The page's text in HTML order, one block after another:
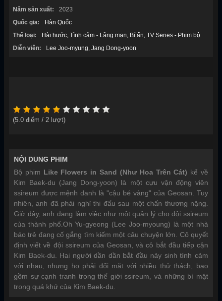
Năm sản xuất:
2023
Quốc gia:
Hàn Quốc
Thể loại:
Hài hước Tình cảm - Lãng mạn Bí ẩn TV Series - Phim bộ
Diễn viên:
Lee Joo-myung Jang Dong-yoon
(5.0 điểm / 2 lượt)
NỘI DUNG PHIM
Bộ phim Like Flowers in Sand (Như Hoa Trên Cát) kể về
Kim Baek-du (Jang Dong-yoon) là một cựu vận động viên
ssireum được mệnh danh là "cậu bé vàng" của Geosan. Tuy
nhiên, anh đã phải nghỉ thi đấu sau một chấn thương nặng.
Giờ đây, anh đang làm việc như một quản lý cho đội ssireum
của thành phố.Oh Yu-gyeong (Lee Joo-myoung) là một nhà
báo trẻ đang cố gắng tìm kiếm một câu chuyện lớn. Cô quyết
định viết về đội ssireum của Geosan, và cô bắt đầu tiếp cận
Kim Baek-du. Hai người dần dần bắt đầu nảy sinh tình cảm
với nhau, nhưng họ phải đối mặt với nhiều thử thách, bao
gồm sự cạnh tranh trong thế giới ssireum, và những bí mật
trong quá khứ của Kim Baek-du.